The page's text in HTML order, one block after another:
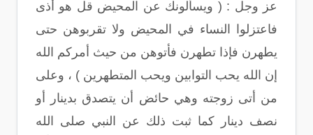
عز وجل : ( ويسألونك عن المحيض قل هو أذى
فاعتزلوا النساء في المحيض ولا تقربوهن حتى
يطهرن فإذا تطهرن فأتوهن من حيث أمركم الله
إن الله يحب التوابين ويحب المتطهرين ) ، وعلى
من أتى زوجته وهي حائض أن يتصدق بدينار أو
نصف دينار كما ثبت ذلك عن النبي صلى الله